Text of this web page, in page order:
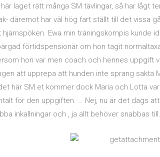
laget rätt många SM tävlingar, så har lågt
däremot har väl hög fart ställt till det vissa
hjärnspöken. Ewa min träningskompis kunde
förtidspensionär om hon tagit
hon var men coach och hennes uppgift
att upprepa att hunden inte sprang sakta
här SM.et kommer dock Maria och Lotta
för den uppgiften. … Nej, nu är det dags
inkallningar och , ja allt behöver snabbas